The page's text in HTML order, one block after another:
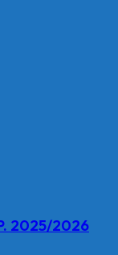
2025/2026